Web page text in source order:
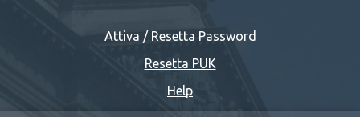
Attiva / Resetta Password
Resetta PUK
Help